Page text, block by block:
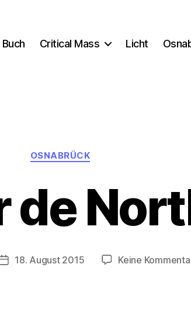
Buch Critical Mass Licht
Kategorien
OSNABRÜCK
de
Beitragsdatum
18. August 2015 Keine